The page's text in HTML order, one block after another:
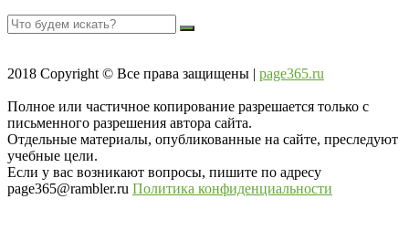
2018 Copyright © Все права защищены | page365.ru
Полное или частичное копирование разрешается только с
письменного разрешения автора сайта.
Отдельные материалы, опубликованные на сайте, преследуют
учебные цели.
Если у вас возникают вопросы, пишите по адресу
page365@rambler.ru Политика конфиденциальности